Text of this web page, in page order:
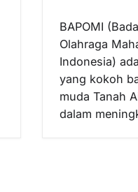
BAPOMI
Olahraga
Indonesia)
yang kokoh
muda Tanah
dalam